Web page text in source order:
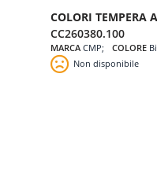
COLORI TEMPERA
CC260380.100
MARCA CMP COLORE
Non disponibile